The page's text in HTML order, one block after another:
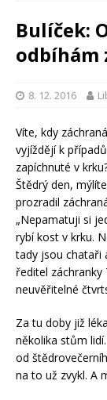
Bulíček:
odbíhám
8. 12. 2016
Víte, kdy
vyjíždějí k
zapíchnuté v
Štědrý den,
prozradil
„Nepamatuji si
rybí kost v krku.
tady jsou chataři
ředitel záchranky
neuvěřitelné
Za tu doby již
několika stům
od
na to už zvykl. A